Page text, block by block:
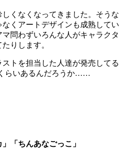
くなくなってきました。そうな
くアートデザインも成熟してい
問わずいろんな人がキャラクタ
りします。
トを担当した人達が発売してる
らいあるんだろうか……
「ちんあなごっこ」